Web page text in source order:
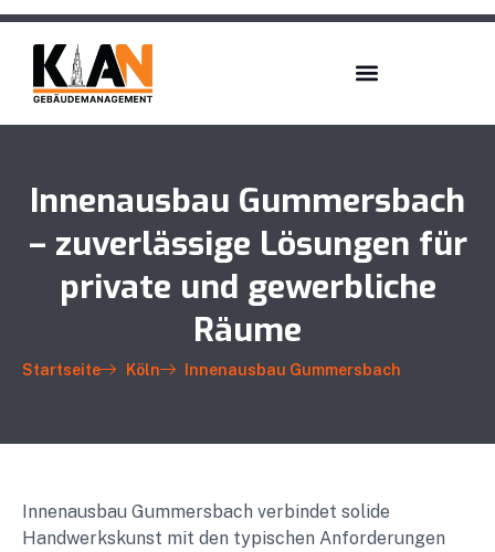
Innenausbau Gummersbach
– zuverlässige Lösungen für
private und gewerbliche
Räume
Startseite Köln Innenausbau Gummersbach
Innenausbau Gummersbach verbindet solide
Handwerkskunst mit den typischen Anforderungen